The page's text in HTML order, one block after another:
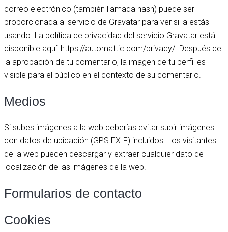
correo electrónico (también llamada hash) puede ser
proporcionada al servicio de Gravatar para ver si la estás
usando. La política de privacidad del servicio Gravatar está
disponible aquí: https://automattic.com/privacy/. Después de
la aprobación de tu comentario, la imagen de tu perfil es
visible para el público en el contexto de su comentario.
Medios
Si subes imágenes a la web deberías evitar subir imágenes
con datos de ubicación (GPS EXIF) incluidos. Los visitantes
de la web pueden descargar y extraer cualquier dato de
localización de las imágenes de la web.
Formularios de contacto
Cookies